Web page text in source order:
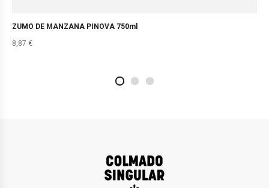
ZUMO DE MANZANA PINOVA 750ml
8,87 €